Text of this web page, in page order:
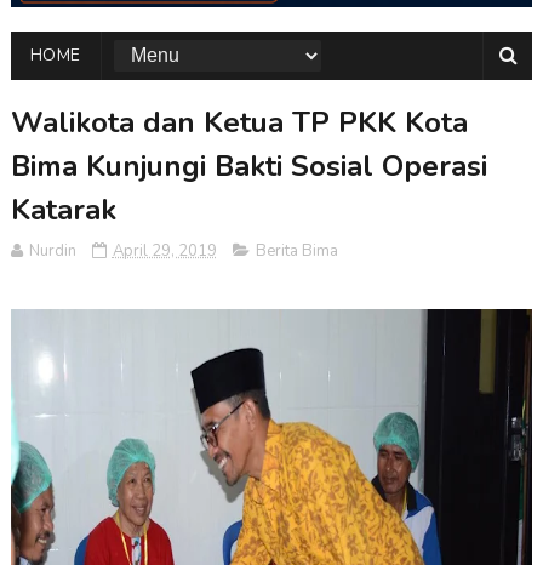
HOME
Walikota dan Ketua TP PKK Kota
Bima Kunjungi Bakti Sosial Operasi
Katarak
Nurdin April 29, 2019 Berita Bima